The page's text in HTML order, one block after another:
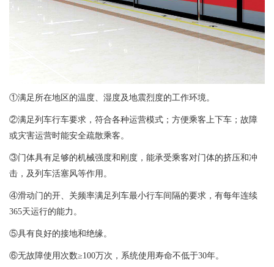
①满足所在地区的温度、湿度及地震烈度的工作环境。
②满足列车行车要求，符合各种运营模式；方便乘客上下车；故障
或灾害运营时能安全疏散乘客。
③门体具有足够的机械强度和刚度，能承受乘客对门体的挤压和冲
击，及列车活塞风等作用。
④滑动门的开、关频率满足列车最小行车间隔的要求，有每年连续
365天运行的能力。
⑤具有良好的接地和绝缘。
⑥无故障使用次数≥100万次，系统使用寿命不低于30年。